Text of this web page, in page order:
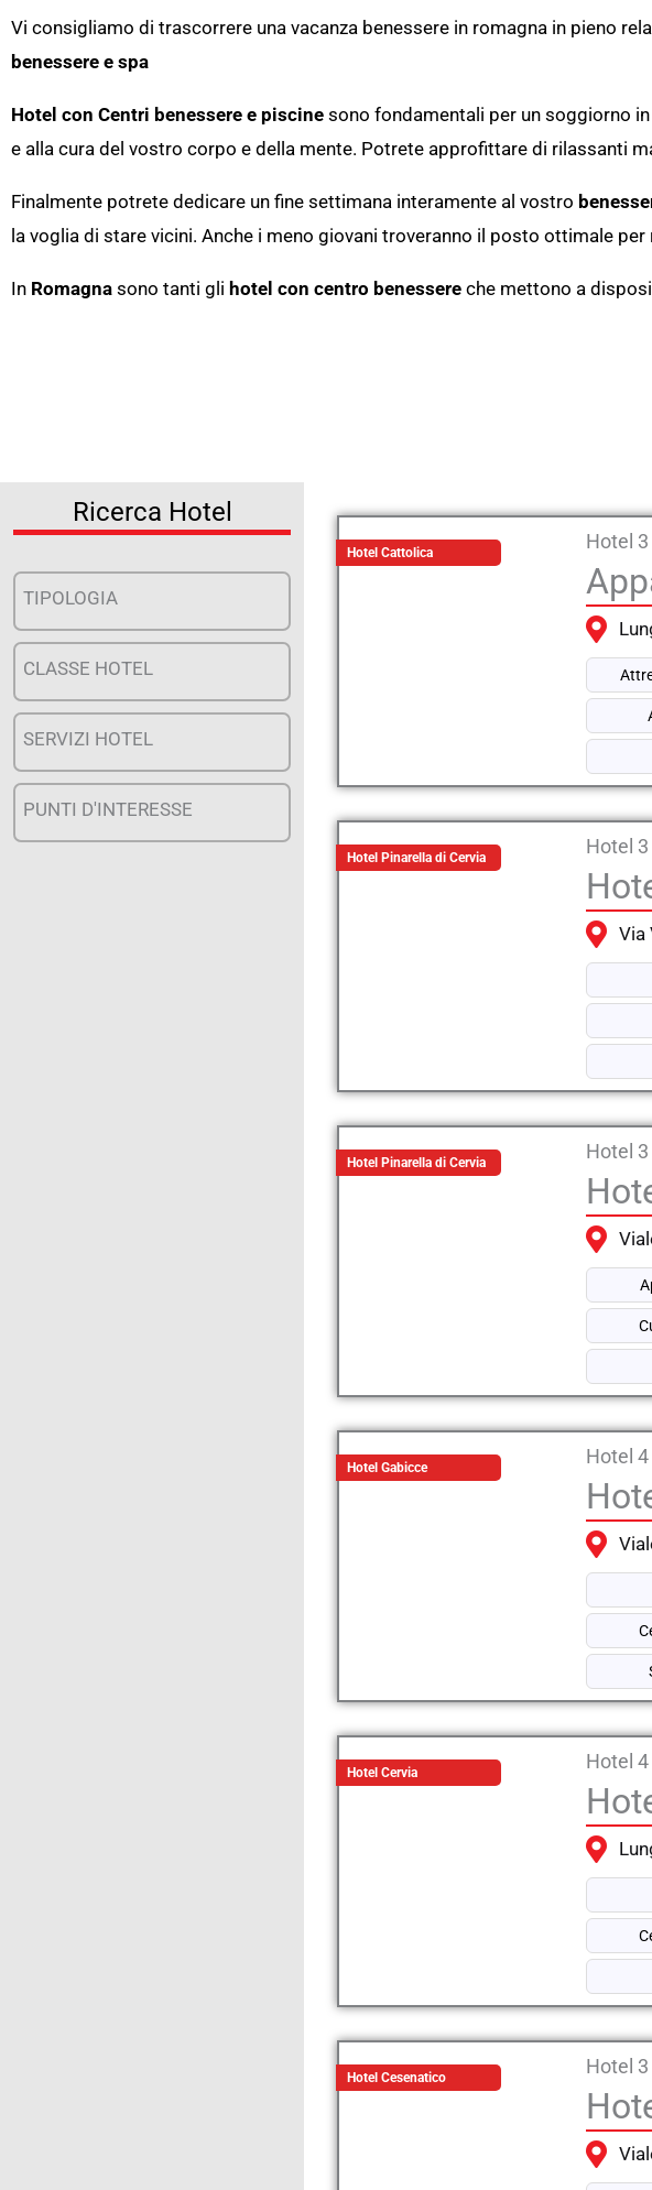
Vi consigliamo di trascorrere una vacanza benessere in romagna in pieno
benessere e spa
Hotel con Centri benessere e piscine sono fondamentali per un soggiorno
e alla cura del vostro corpo e della mente. Potrete approfittare di rilassanti
Finalmente potrete dedicare un fine settimana interamente al vostro
la voglia di stare vicini. Anche i meno giovani troveranno il posto ottimale
In Romagna sono tanti gli hotel con centro benessere che mettono a
Ricerca Hotel
TIPOLOGIA
CLASSE HOTEL
SERVIZI HOTEL
PUNTI D'INTERESSE
Hotel Cattolica Hotel
Hotel Pinarella di Cervia Hotel
Via
Hotel Pinarella di Cervia Hotel
Hotel Gabicce Hotel
Hotel Cervia Hotel
Hotel Cesenatico Hotel